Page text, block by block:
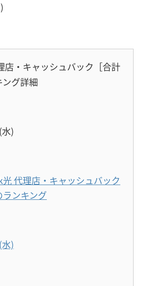
店・キャッシュバック［合計
グ詳細
)
代理店・キャッシュバック
ランキング
)